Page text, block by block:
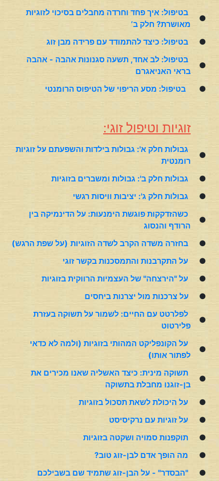
●
בטיפול: איך פחד וחרדה מחבלים בסיכוי לזוגיות
מאושרת? חלק ב’
●
בטיפול: כיצד להתמודד עם פרידה מבן זוג
●
בטיפול: לב אחד, תשעה סגנונות אהבה - אהבה
בראי האניאגרם
●
בטיפול: מסע הריפוי של הטיפוס הרומנטי
זוגיות וטיפול זוגי:
●
גבולות חלק א': גבולות בילדות והשפעתם על זוגיות
רומנטית
●
גבולות חלק ב': גבולות ומשברים בזוגיות
●
גבולות חלק ג': יציבות וויסות רגשי
●
כשהזדקקות פוגשת הימנעות: על הדינמיקה בין
הרודף והנסוג
●
בחזרה משדה הקרב לשדה הזוגיות (על שפת הרגש)
●
על התקרבנות והתמסכנות בקשר זוגי
●
על "הירצחה" של העצמיות הרווקית בזוגיות
●
על צרכנות מול יצרנות ביחסים
●
לפלרטט עם החיים: לשמור על תשוקה בעזרת
פלירטוט
●
על הקונפליקט המהותי בזוגיות (ולמה לא כדאי
לפתור אותו)
●
תשוקה מינית: כיצד האשליה שאנו מכירים את
בן-זוגנו מחבלת בתשוקה
●
על היכולת לשאת תסכול בזוגיות
●
על זוגיות עם נרקיסיסט
●
תוקפנות סמויה ושקטה בזוגיות
●
מה הופך אדם לבן-זוג טוב?
●
"הבסדר" - על הבן-זוג שתמיד שם בשבילכם